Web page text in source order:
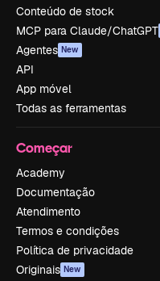
Conteúdo de stock
MCP para Claude/ChatGPT
Agentes New
API
App móvel
Todas as ferramentas
Começar
Academy
Documentação
Atendimento
Termos e condições
Política de privacidade
Originais New